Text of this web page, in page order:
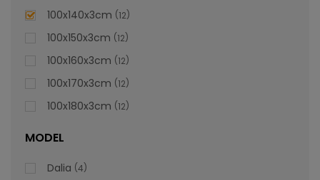
100x140x3cm 12
100x150x3cm 12
100x160x3cm 12
100x170x3cm 12
100x180x3cm 12
MODEL
Dalia 4